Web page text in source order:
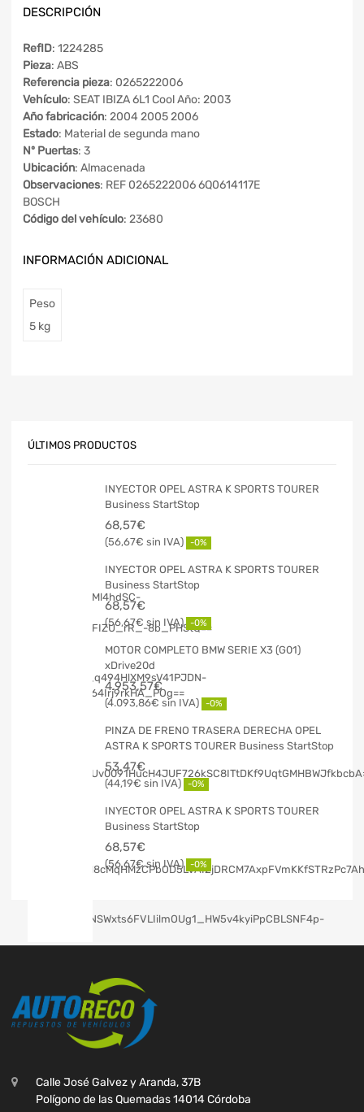
DESCRIPCIÓN
RefID: 1224285
Pieza: ABS
Referencia pieza: 0265222006
Vehículo: SEAT IBIZA 6L1 Cool Año: 2003
Año fabricación: 2004 2005 2006
Estado: Material de segunda mano
Nº Puertas: 3
Ubicación: Almacenada
Observaciones: REF 0265222006 6Q0614117E
BOSCH
Código del vehículo: 23680
INFORMACIÓN ADICIONAL
Peso
5 kg
ÚLTIMOS PRODUCTOS
INYECTOR OPEL ASTRA K SPORTS TOURER
Business StartStop
68,57€
56,67€ -0%
INYECTOR OPEL ASTRA K SPORTS TOURER
Business StartStop
68,57€
56,67€ -0%
MOTOR COMPLETO BMW SERIE X3 (G01)
xDrive20d
4.953,57€
4.093,86€ -0%
PINZA DE FRENO TRASERA DERECHA OPEL
ASTRA K SPORTS TOURER Business StartStop
53,47€
44,19€ -0%
INYECTOR OPEL ASTRA K SPORTS TOURER
Business StartStop
68,57€
56,67€ -0%
Calle José Galvez y Aranda, 37B
Polígono de las Quemadas 14014 Córdoba